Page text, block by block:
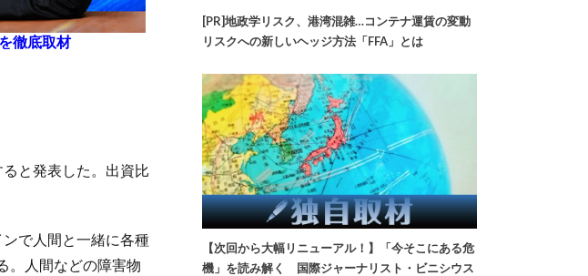
徹底取材
と発表した。出資比
で人間と一緒に各種
。人間などの障害物
[PR]地政学リスク、港湾混雑…コンテナ運賃の変動
リスクへの新しいヘッジ方法「FFA」とは
【次回から大幅リニューアル！】「今そこにある危
機」を読み解く 国際ジャーナリスト・ビニシウス